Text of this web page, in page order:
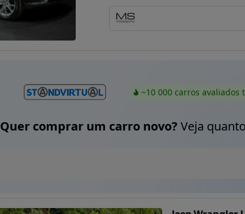
~10 000 carros avaliados
Quer comprar um carro novo? Veja quanto